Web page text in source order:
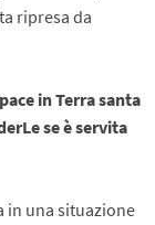
ripresa da
in Terra santa
se è servita
in una situazione